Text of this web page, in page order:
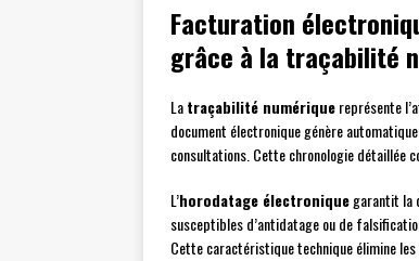
Facturation
grâce à la traçabilité
Latraçabilité numériquereprésente
document électronique génère
consultations. Cette chronologie détaillée
L’horodatage électroniquegarantit la
susceptibles d’antidatage ou de
Cette caractéristique technique élimine